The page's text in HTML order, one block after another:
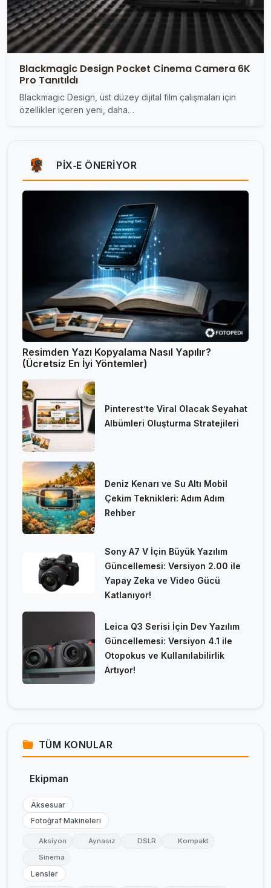
Blackmagic Design Pocket Cinema Camera 6K
Pro Tanıtıldı
Blackmagic Design, üst düzey dijital film çalışmaları için
özellikler içeren yeni, daha…
PIX‑E ÖNERIYOR
Resimden Yazı Kopyalama Nasıl Yapılır?
(Ücretsiz En İyi Yöntemler)
Pinterest’te Viral Olacak Seyahat
Albümleri Oluşturma Stratejileri
Deniz Kenarı ve Su Altı Mobil
Çekim Teknikleri: Adım Adım
Rehber
Sony A7 V İçin Büyük Yazılım
Güncellemesi: Versiyon 2.00 ile
Yapay Zeka ve Video Gücü
Katlanıyor!
Leica Q3 Serisi İçin Dev Yazılım
Güncellemesi: Versiyon 4.1 ile
Otopokus ve Kullanılabilirlik
Artıyor!
TÜM KONULAR
Ekipman
Aksesuar
Fotoğraf Makineleri
Aksiyon Aynasız DSLR
Kompakt
Sinema
Lensler